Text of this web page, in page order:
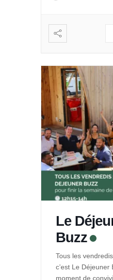
: […]
Le
Buzz
Tous les
c’est Le Déjeuner
moment de